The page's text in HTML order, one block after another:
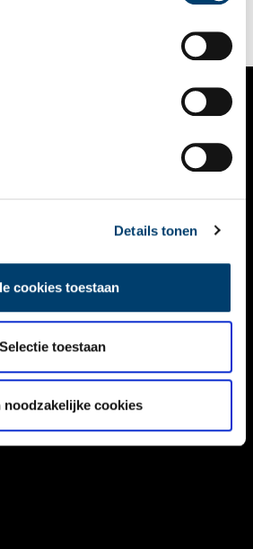
Details tonen
cookies toestaan
Selectie toestaan
noodzakelijke cookies